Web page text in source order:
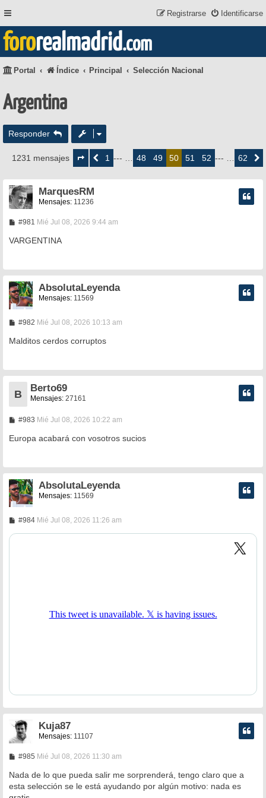
Identificarse
Registrarse
fororealmadrid.com
Portal Índice Principal Selección Nacional
Argentina
Responder
1231 mensajes
Página
deAnterior1 --- … 48 49 50 51 52 --- … 62
MarquesRM
Mensajes: 11236
#981 M
n
e
Mié Jul 08, 2026 9:44 am
VARGENTINA
AbsolutaLeyenda
Mensajes: 11569
#982M
n
s
e
Mié Jul 08, 2026 10:13 am
Malditos cerdos corruptos
B
Berto69
Mensajes: 27161
#983M
n
e
Mié Jul 08, 2026 10:22 am
Europa acabará con vosotros sucios
AbsolutaLeyenda
Mensajes: 11569
#984M
n
Mié Jul 08, 2026 11:26 am
Kuja87
Mensajes: 11107
#985M
n
a
Mié Jul 08, 2026 11:30 am
Nada de lo que pueda salir me sorprenderá, tengo claro que a
esta selección se le está ayudando por algún motivo: nada es